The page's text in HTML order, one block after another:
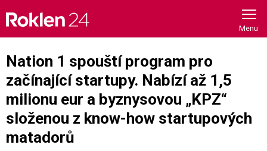
content
Nation 1 spouští program pro
začínající startupy. Nabízí až 1,5
milionu eur a byznysovou „KPZ“
složenou z know-how startupových
matadorů